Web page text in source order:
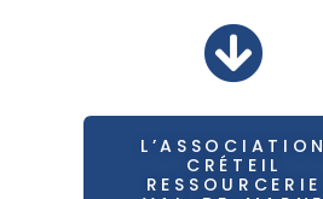
L’ASSOCIATION
CRÉTEIL
RESSOURCERIE